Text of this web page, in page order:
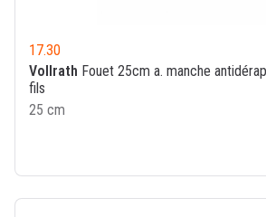
17.30
Vollrath Fouet 25cm a. manche
fils
25 cm